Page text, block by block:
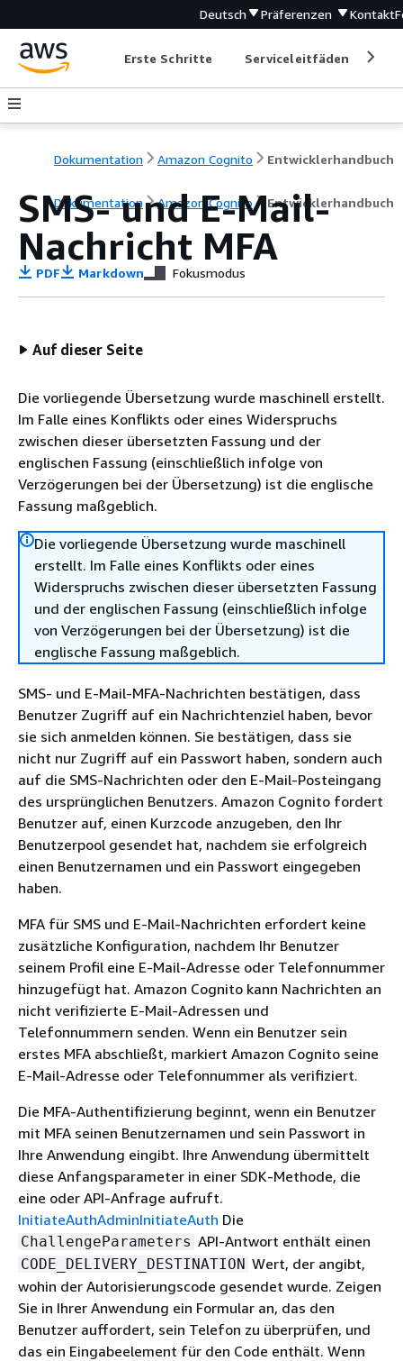
Deutsch Präferenzen Kontakt
Erste Schritte Serviceleitfäden
Dokumentation Amazon Cognito Entwicklerhandbuch
Dokumentation Amazon Cognito Entwicklerhandbuch
SMS- und E-Mail-
Nachricht MFA
PDF Markdown Fokusmodus
Auf dieser Seite
Die vorliegende Übersetzung wurde maschinell erstellt.
Im Falle eines Konflikts oder eines Widerspruchs
zwischen dieser übersetzten Fassung und der
englischen Fassung (einschließlich infolge von
Verzögerungen bei der Übersetzung) ist die englische
Fassung maßgeblich.
Die vorliegende Übersetzung wurde maschinell
erstellt. Im Falle eines Konflikts oder eines
Widerspruchs zwischen dieser übersetzten Fassung
und der englischen Fassung (einschließlich infolge
von Verzögerungen bei der Übersetzung) ist die
englische Fassung maßgeblich.
SMS- und E-Mail-MFA-Nachrichten bestätigen, dass
Benutzer Zugriff auf ein Nachrichtenziel haben, bevor
sie sich anmelden können. Sie bestätigen, dass sie
nicht nur Zugriff auf ein Passwort haben, sondern auch
auf die SMS-Nachrichten oder den E-Mail-Posteingang
des ursprünglichen Benutzers. Amazon Cognito fordert
Benutzer auf, einen Kurzcode anzugeben, den Ihr
Benutzerpool gesendet hat, nachdem sie erfolgreich
einen Benutzernamen und ein Passwort eingegeben
haben.
MFA für SMS und E-Mail-Nachrichten erfordert keine
zusätzliche Konfiguration, nachdem Ihr Benutzer
seinem Profil eine E-Mail-Adresse oder Telefonnummer
hinzugefügt hat. Amazon Cognito kann Nachrichten an
nicht verifizierte E-Mail-Adressen und
Telefonnummern senden. Wenn ein Benutzer sein
erstes MFA abschließt, markiert Amazon Cognito seine
E-Mail-Adresse oder Telefonnummer als verifiziert.
Die MFA-Authentifizierung beginnt, wenn ein Benutzer
mit MFA seinen Benutzernamen und sein Passwort in
Ihre Anwendung eingibt. Ihre Anwendung übermittelt
diese Anfangsparameter in einer SDK-Methode, die
eine oder API-Anfrage aufruft.
InitiateAuthAdminInitiateAuth Die
ChallengeParameters API-Antwort enthält einen
CODE_DELIVERY_DESTINATION Wert, der angibt,
wohin der Autorisierungscode gesendet wurde. Zeigen
Sie in Ihrer Anwendung ein Formular an, das den
Benutzer auffordert, sein Telefon zu überprüfen, und
das ein Eingabeelement für den Code enthält. Wenn